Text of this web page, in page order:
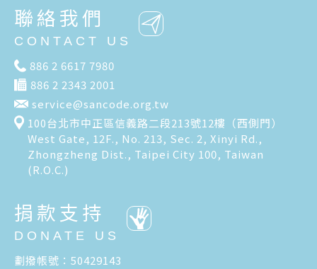
聯絡我們
CONTACT US
886 2 6617 7980
886 2 2343 2001
service@sancode.org.tw
100台北市中正區信義路二段213號12樓（西側門）
West Gate, 12F., No. 213, Sec. 2, Xinyi Rd.,
Zhongzheng Dist., Taipei City 100, Taiwan
(R.O.C.)
捐款支持
DONATE US
劃撥帳號：50429143